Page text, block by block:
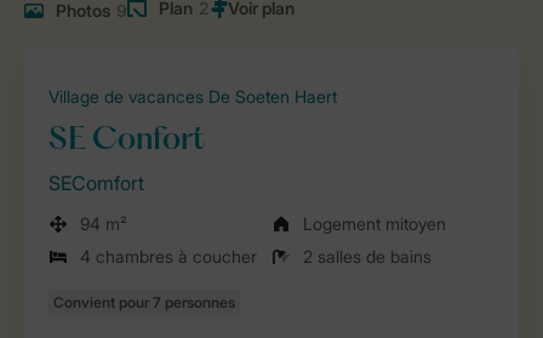
Photos 9 Plan 2
Village de vacances De Soeten Haert
SE Confort
SEComfort
94 m²
Logement mitoyen
4 chambres à coucher
2 salles de bains